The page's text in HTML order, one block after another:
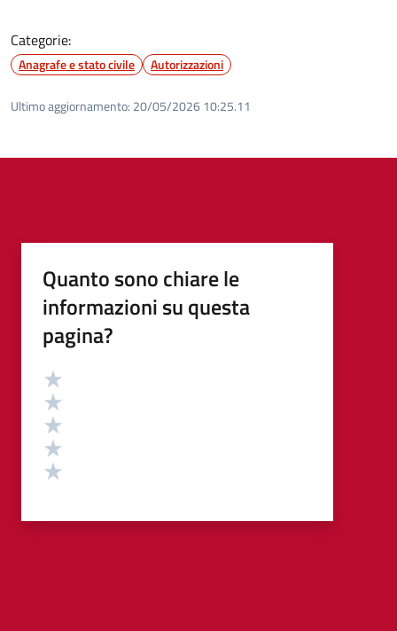
Categorie:
Anagrafe e stato civile Autorizzazioni
Ultimo aggiornamento: 20/05/2026 10:25.11
Quanto sono chiare le
informazioni su questa
pagina?
Valutazione